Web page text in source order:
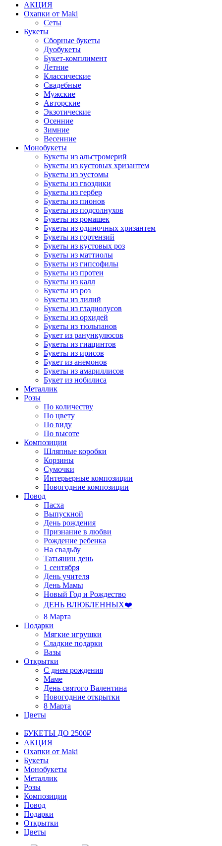
АКЦИЯ
Охапки от Maki
Сеты
Букеты
Сборные букеты
Дуобукеты
Букет-комплимент
Летние
Классические
Свадебные
Мужские
Авторские
Экзотические
Осенние
Зимние
Весенние
Монобукеты
Букеты из альстромерий
Букеты из кустовых хризантем
Букеты из эустомы
Букеты из гвоздики
Букеты из гербер
Букеты из пионов
Букеты из подсолнухов
Букеты из ромашек
Букеты из одиночных хризантем
Букеты из гортензий
Букеты из кустовых роз
Букеты из маттиолы
Букеты из гипсофилы
Букеты из протеи
Букеты из калл
Букеты из роз
Букеты из лилий
Букеты из гладиолусов
Букеты из орхидей
Букеты из тюльпанов
Букет из ранункулюсов
Букеты из гиацинтов
Букеты из ирисов
Букет из анемонов
Букеты из амариллисов
Букет из нобилиса
Металлик
Розы
По количеству
По цвету
По виду
По высоте
Композиции
Шляпные коробки
Корзины
Сумочки
Интерьерные композиции
Новогодние композиции
Повод
Пасха
Выпускной
День рождения
Признание в любви
Рождение ребенка
На свадьбу
Татьянин день
1 сентября
День учителя
День Мамы
Новый Год и Рождество
ДЕНЬ ВЛЮБЛЕННЫХ❤️
8 Марта
Подарки
Мягкие игрушки
Сладкие подарки
Вазы
Открытки
С днем рождения
Маме
День святого Валентина
Новогодние открытки
8 Марта
Цветы
БУКЕТЫ ДО 2500₽
АКЦИЯ
Охапки от Maki
Букеты
Монобукеты
Металлик
Розы
Композиции
Повод
Подарки
Открытки
Цветы